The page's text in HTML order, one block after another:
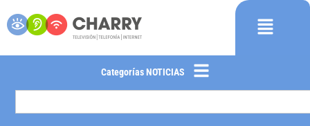
Categorías NOTICIAS